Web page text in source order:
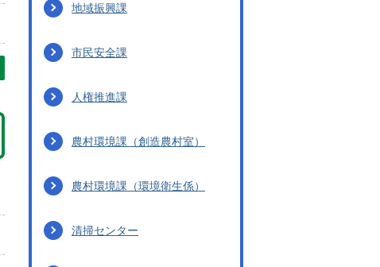
地域振興課
市民安全課
人権推進課
農村環境課（創造農村室）
農村環境課（環境衛生係）
清掃センター